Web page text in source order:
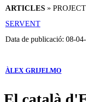
ARTICLES »
SERVENT
Data de publicació: 08-
ÀLEX GRIJELMO